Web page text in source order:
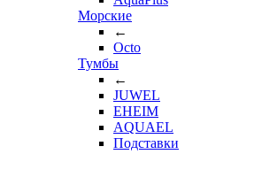
Морские
←
Octo
Тумбы
←
JUWEL
EHEIM
AQUAEL
Подставки